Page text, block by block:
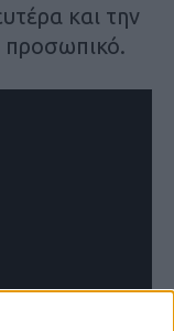
και την
προσωπικό.